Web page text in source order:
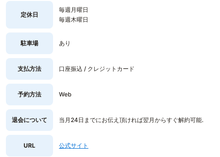
定休日
毎週月曜日
毎週木曜日
駐車場 あり
支払方法 口座振込 / クレジットカード
予約方法 Web
退会について 当月24日までにお伝え頂ければ翌月からすぐ解約可能.
URL 公式サイト